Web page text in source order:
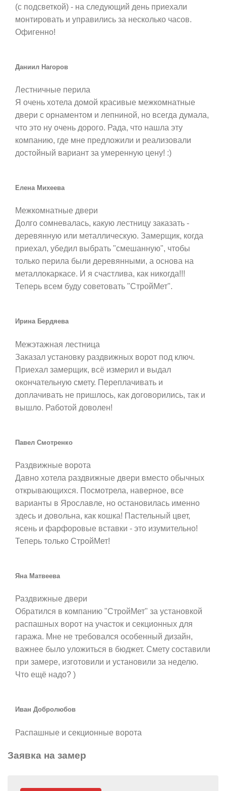
(с подсветкой) - на следующий день приехали
монтировать и управились за несколько часов.
Офигенно!
Даниил Нагоров
Лестничные перила
Я очень хотела домой красивые межкомнатные
двери с орнаментом и лепниной, но всегда думала,
что это ну очень дорого. Рада, что нашла эту
компанию, где мне предложили и реализовали
достойный вариант за умеренную цену! :)
Елена Михеева
Межкомнатные двери
Долго сомневалась, какую лестницу заказать -
деревянную или металлическую. Замерщик, когда
приехал, убедил выбрать "смешанную", чтобы
только перила были деревянными, а основа на
металлокаркасе. И я счастлива, как никогда!!!
Теперь всем буду советовать "СтройМет".
Ирина Бердяева
Межэтажная лестница
Заказал установку раздвижных ворот под ключ.
Приехал замерщик, всё измерил и выдал
окончательную смету. Переплачивать и
доплачивать не пришлось, как договорились, так и
вышло. Работой доволен!
Павел Смотренко
Раздвижные ворота
Давно хотела раздвижные двери вместо обычных
открывающихся. Посмотрела, наверное, все
варианты в Ярославле, но остановилась именно
здесь и довольна, как кошка! Пастельный цвет,
ясень и фарфоровые вставки - это изумительно!
Теперь только СтройМет!
Яна Матвеева
Раздвижные двери
Обратился в компанию "СтройМет" за установкой
распашных ворот на участок и секционных для
гаража. Мне не требовался особенный дизайн,
важнее было уложиться в бюджет. Смету составили
при замере, изготовили и установили за неделю.
Что ещё надо? )
Иван Добролюбов
Распашные и секционные ворота
Заявка на замер